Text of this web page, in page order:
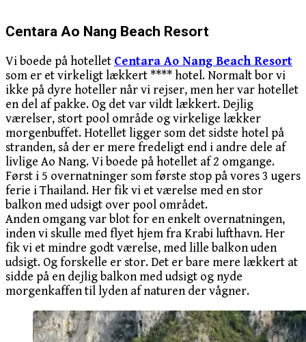
Centara Ao Nang Beach Resort
Vi boede på hotellet Centara Ao Nang Beach Resort
som er et virkeligt lækkert **** hotel. Normalt bor vi
ikke på dyre hoteller når vi rejser, men her var hotellet
en del af pakke. Og det var vildt lækkert. Dejlig
værelser, stort pool område og virkelige lækker
morgenbuffet. Hotellet ligger som det sidste hotel på
stranden, så der er mere fredeligt end i andre dele af
livlige Ao Nang. Vi boede på hotellet af 2 omgange.
Først i 5 overnatninger som første stop på vores 3 ugers
ferie i Thailand. Her fik vi et værelse med en stor
balkon med udsigt over pool området.
Anden omgang var blot for en enkelt overnatningen,
inden vi skulle med flyet hjem fra Krabi lufthavn. Her
fik vi et mindre godt værelse, med lille balkon uden
udsigt. Og forskelle er stor. Det er bare mere lækkert at
sidde på en dejlig balkon med udsigt og nyde
morgenkaffen til lyden af naturen der vågner.